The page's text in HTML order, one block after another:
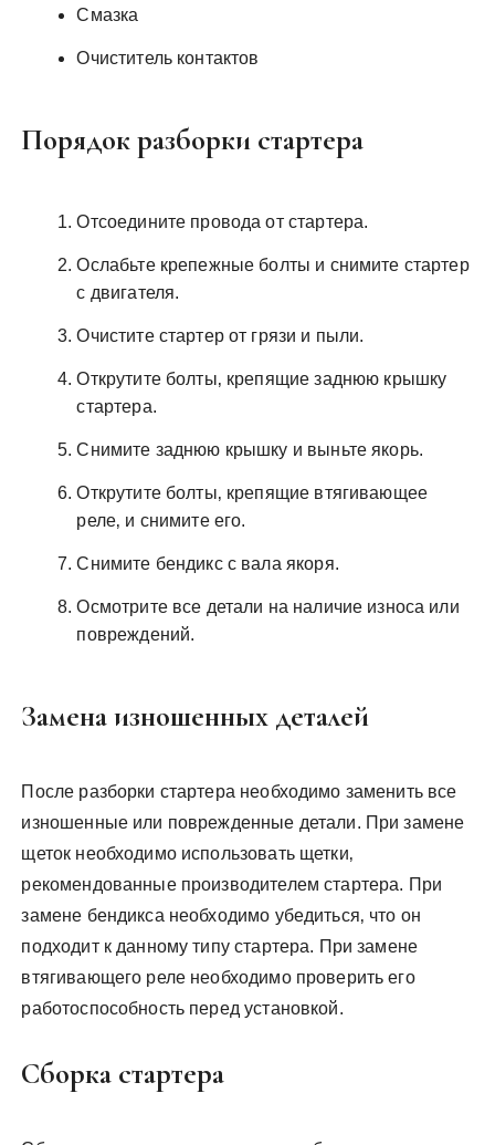
Смазка
Очиститель контактов
Порядок разборки стартера
Отсоедините провода от стартера.
Ослабьте крепежные болты и снимите стартер
с двигателя.
Очистите стартер от грязи и пыли.
Открутите болты‚ крепящие заднюю крышку
стартера.
Снимите заднюю крышку и выньте якорь.
Открутите болты‚ крепящие втягивающее
реле‚ и снимите его.
Снимите бендикс с вала якоря.
Осмотрите все детали на наличие износа или
повреждений.
Замена изношенных деталей
После разборки стартера необходимо заменить все
изношенные или поврежденные детали. При замене
щеток необходимо использовать щетки‚
рекомендованные производителем стартера. При
замене бендикса необходимо убедиться‚ что он
подходит к данному типу стартера. При замене
втягивающего реле необходимо проверить его
работоспособность перед установкой.
Сборка стартера